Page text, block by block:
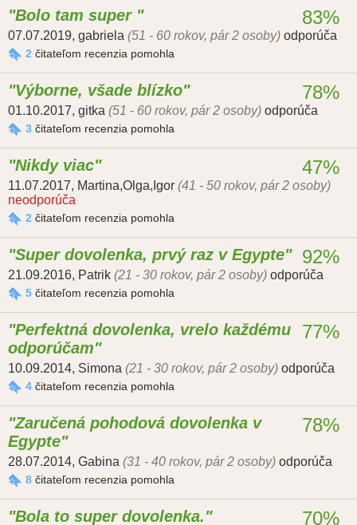
Bolo tam super
07.07.2019, gabriela (51 - 60 rokov, pár 2 osoby) odporúča
2 čitateľom recenzia pomohla
83%
Výborne, všade blízko
01.10.2017, gitka (51 - 60 rokov, pár 2 osoby) odporúča
3 čitateľom recenzia pomohla
78%
Nikdy viac
11.07.2017, Martina,Olga,Igor (41 - 50 rokov, pár 2 osoby)
neodporúča
2 čitateľom recenzia pomohla
47%
Super dovolenka, prvý raz v Egypte
21.09.2016, Patrik (21 - 30 rokov, pár 2 osoby) odporúča
5 čitateľom recenzia pomohla
92%
Perfektná dovolenka, vrelo každému
odporúčam
10.09.2014, Simona (21 - 30 rokov, pár 2 osoby) odporúča
4 čitateľom recenzia pomohla
77%
Zaručená pohodová dovolenka v
Egypte
28.07.2014, Gabina (31 - 40 rokov, pár 2 osoby) odporúča
8 čitateľom recenzia pomohla
78%
Bola to super dovolenka. 70%